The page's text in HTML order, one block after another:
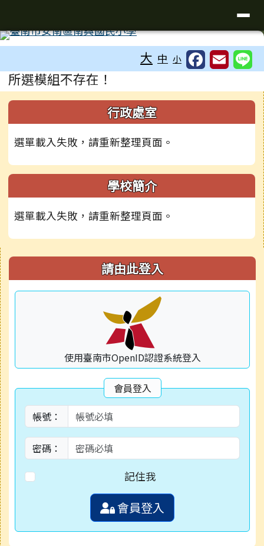
臺南市安南區南興國小全球資訊網
大 中 小
主內容區域
所選模組不存在！
左邊區域內容 行政處室
選單載入失敗，請重新整理頁面。
學校簡介
選單載入失敗，請重新整理頁面。
右邊區域內容 請由此登入
使用臺南市OpenID認證系統登入
會員登入
帳號：
密碼：
記住我
會員登入
頁尾區域